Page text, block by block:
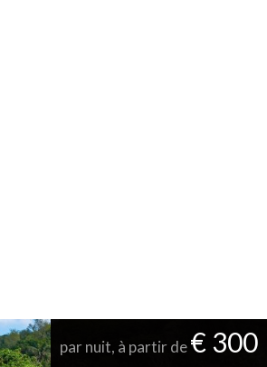
par nuit, à partir de€ 300